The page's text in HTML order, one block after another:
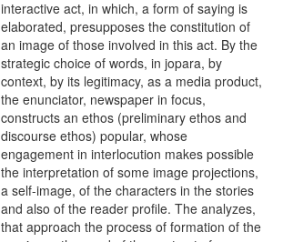
interactive act, in which, a form of saying is
elaborated, presupposes the constitution of
an image of those involved in this act. By the
strategic choice of words, in jopara, by
context, by its legitimacy, as a media product,
the enunciator, newspaper in focus,
constructs an ethos (preliminary ethos and
discourse ethos) popular, whose
engagement in interlocution makes possible
the interpretation of some image projections,
a self-image, of the characters in the stories
and also of the reader profile. The analyzes,
that approach the process of formation of the